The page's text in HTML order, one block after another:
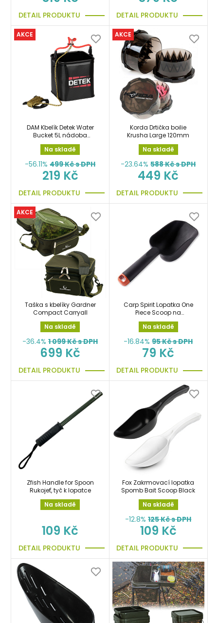
DETAIL PRODUKTU DETAIL PRODUKTU
AKCE
DAM Kbelík Detek Water
Bucket 5L nádoba
skládací
Na skladě
-56.11% 499Kč s DPH
219 Kč
DETAIL PRODUKTU
AKCE
Korda Drtička boilie
Krusha Large 120mm
Na skladě
-23.64% 588Kč s DPH
449 Kč
DETAIL PRODUKTU
AKCE
Taška s kbelíky Gardner
Compact Carryall
Na skladě
-36.4% 1 099Kč s DPH
699 Kč
DETAIL PRODUKTU
Carp Spirit Lopatka One
Piece Scoop na
zakrmování
Na skladě
-16.84% 95Kč s DPH
79 Kč
DETAIL PRODUKTU
Zfish Handle for Spoon
Rukojeť, tyč k lopatce
Na skladě
109 Kč
DETAIL PRODUKTU
Fox Zakrmovací lopatka
Spomb Bait Scoop Black
Na skladě
-12.8% 125Kč s DPH
109 Kč
DETAIL PRODUKTU